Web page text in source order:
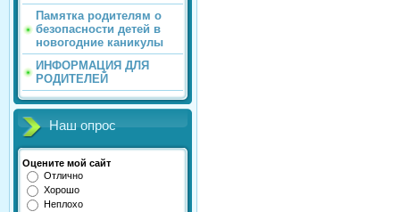
Памятка родителям о
безопасности детей в
новогодние каникулы
ИНФОРМАЦИЯ ДЛЯ
РОДИТЕЛЕЙ
Наш опрос
Оцените мой сайт
Отлично
Хорошо
Неплохо